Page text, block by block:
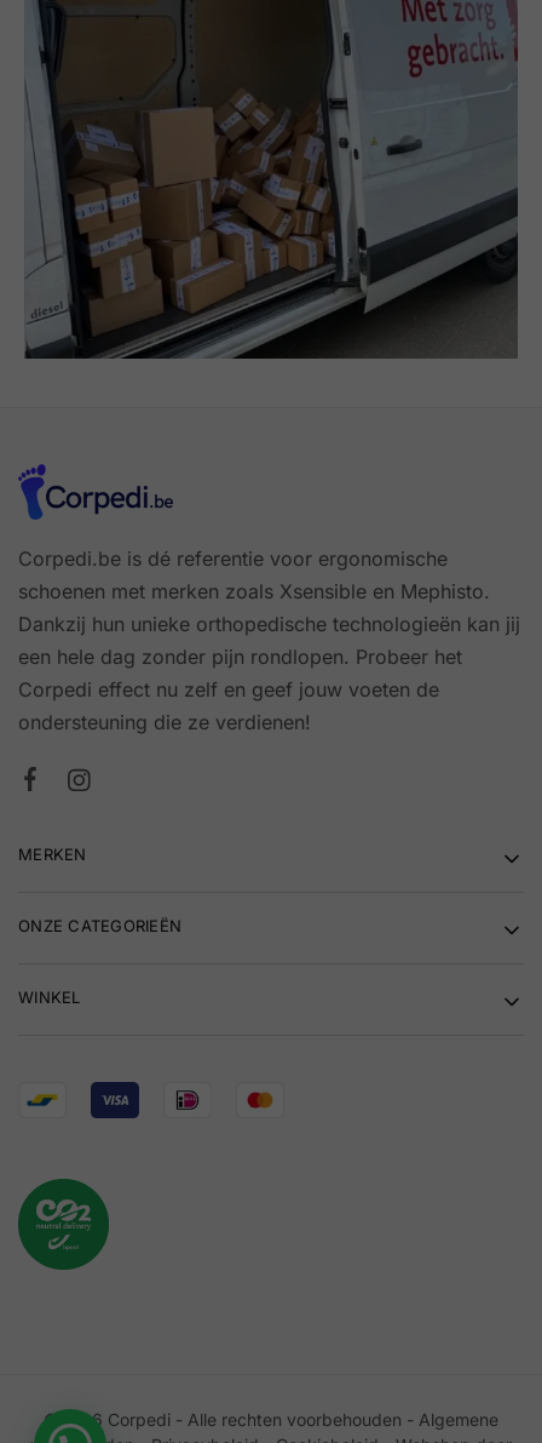
Corpedi.be is dé referentie voor ergonomische
schoenen met merken zoals Xsensible en Mephisto.
Dankzij hun unieke orthopedische technologieën kan jij
een hele dag zonder pijn rondlopen. Probeer het
Corpedi effect nu zelf en geef jouw voeten de
ondersteuning die ze verdienen!
MERKEN
ONZE CATEGORIEËN
WINKEL
©2026 Corpedi - Alle rechten voorbehouden - Algemene